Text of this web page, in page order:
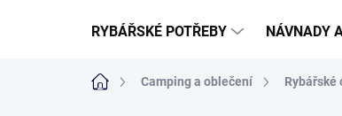
RYBÁŘSKÉ POTŘEBY NÁVNADY
Domů Camping a oblečení Rybářské